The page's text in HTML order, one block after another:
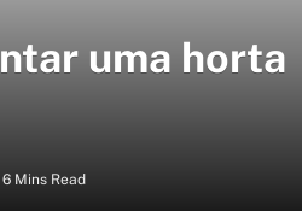
uma horta
6 Mins Read